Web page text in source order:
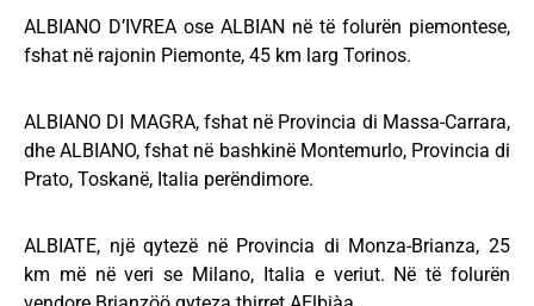
ALBIANO D’IVREA ose ALBIAN në të folurën piemontese,
fshat në rajonin Piemonte, 45 km larg Torinos.
ALBIANO DI MAGRA, fshat në Provincia di Massa-Carrara,
dhe ALBIANO, fshat në bashkinë Montemurlo, Provincia di
Prato, Toskanë, Italia perëndimore.
ALBIATE, një qytezë në Provincia di Monza-Brianza, 25
km më në veri se Milano, Italia e veriut. Në të folurën